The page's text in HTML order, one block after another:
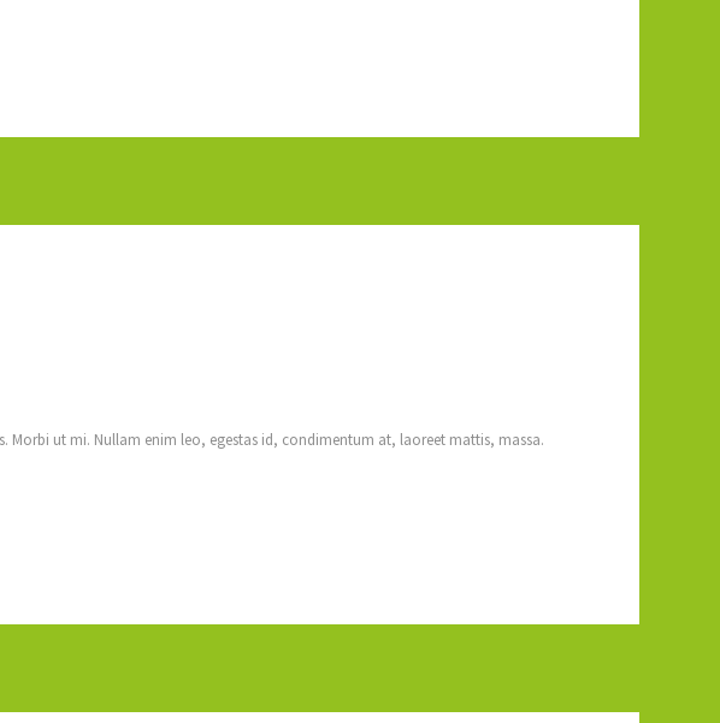
Morbi ut mi. Nullam enim leo, egestas id, condimentum at, laoreet mattis, massa.